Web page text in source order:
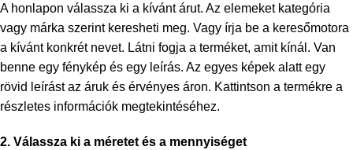
A honlapon válassza ki a kívánt árut. Az elemeket kategória
vagy márka szerint keresheti meg. Vagy írja be a keresőmotora
a kívánt konkrét nevet. Látni fogja a terméket, amit kínál. Van
benne egy fénykép és egy leírás. Az egyes képek alatt egy
rövid leírást az áruk és érvényes áron. Kattintson a termékre a
részletes információk megtekintéséhez.
2. Válassza ki a méretet és a mennyiséget